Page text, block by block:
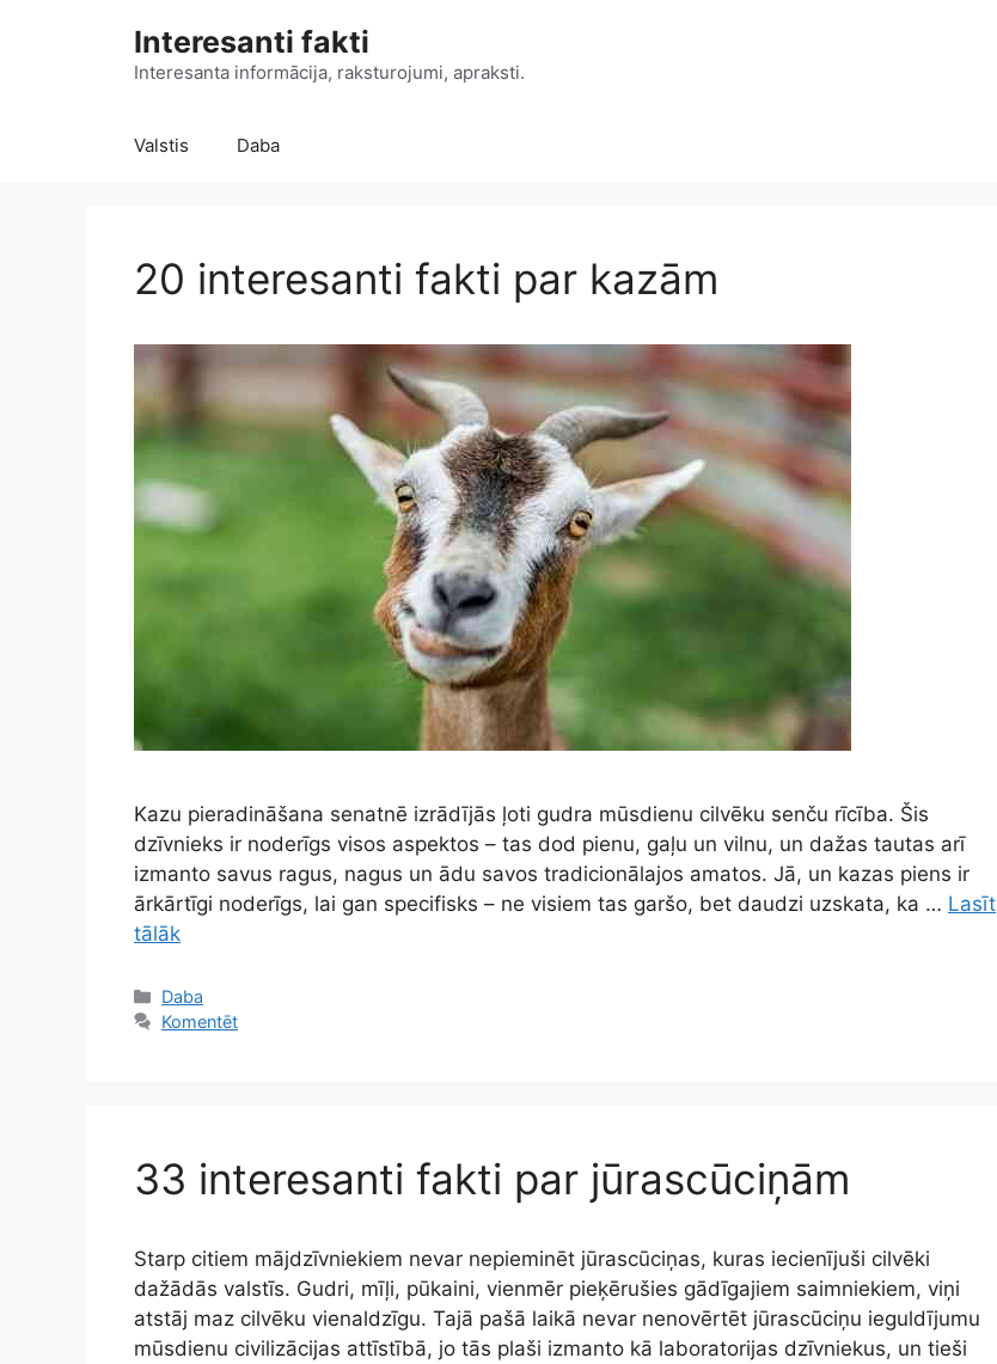
Interesanti fakti
Interesanta informācija, raksturojumi, apraksti.
Valstis Daba
20 interesanti fakti par kazām
Kazu pieradināšana senatnē izrādījās ļoti gudra mūsdienu cilvēku senču rīcība. Šis
dzīvnieks ir noderīgs visos aspektos – tas dod pienu, gaļu un vilnu, un dažas tautas arī
izmanto savus ragus, nagus un ādu savos tradicionālajos amatos. Jā, un kazas piens ir
ārkārtīgi noderīgs, lai gan specifisks – ne visiem tas garšo, bet daudzi uzskata, ka … Lasīt
tālāk
Kategorijas
Daba
Komentēt
33 interesanti fakti par jūrascūciņām
Starp citiem mājdzīvniekiem nevar nepieminēt jūrascūciņas, kuras iecienījuši cilvēki
dažādās valstīs. Gudri, mīļi, pūkaini, vienmēr pieķērušies gādīgajiem saimniekiem, viņi
atstāj maz cilvēku vienaldzīgu. Tajā pašā laikā nevar nenovērtēt jūrascūciņu ieguldījumu
mūsdienu civilizācijas attīstībā, jo tās plaši izmanto kā laboratorijas dzīvniekus, un tieši